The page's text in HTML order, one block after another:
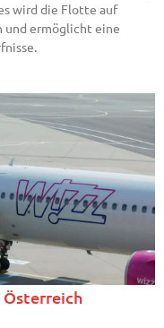
wird die Flotte auf
und ermöglicht eine